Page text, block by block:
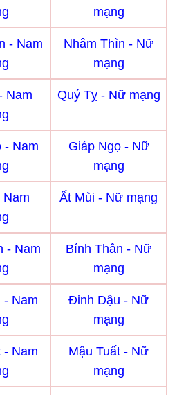
mạng
- Nam
Nhâm Thìn - Nữ
mạng
Nam
Quý Tỵ - Nữ mạng
- Nam
Giáp Ngọ - Nữ
mạng
Nam
Ất Mùi - Nữ mạng
- Nam
Bính Thân - Nữ
mạng
Nam
Đinh Dậu - Nữ
mạng
- Nam
Mậu Tuất - Nữ
mạng